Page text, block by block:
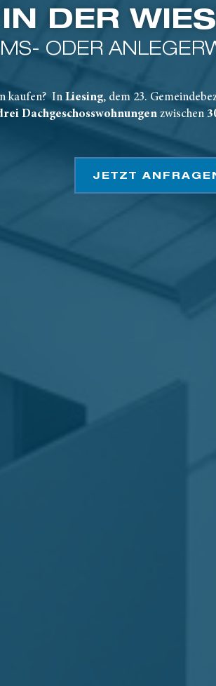
IN DER
ODER
kaufen? InLiesing, dem 23.
Dachgeschosswohnungenzwischen
JETZT